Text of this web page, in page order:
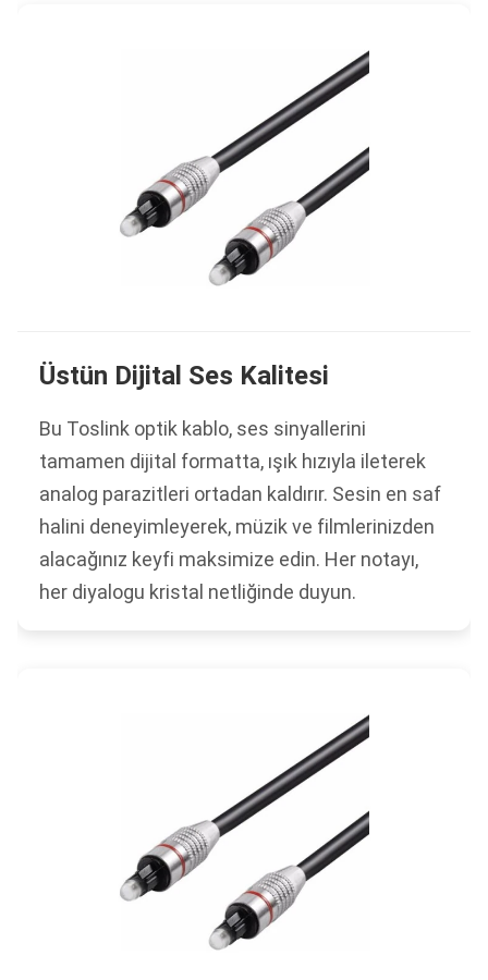
Üstün Dijital Ses Kalitesi
Bu Toslink optik kablo, ses sinyallerini
tamamen dijital formatta, ışık hızıyla ileterek
analog parazitleri ortadan kaldırır. Sesin en saf
halini deneyimleyerek, müzik ve filmlerinizden
alacağınız keyfi maksimize edin. Her notayı,
her diyalogu kristal netliğinde duyun.